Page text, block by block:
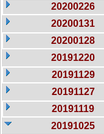
20200226
20200131
20200128
20191220
20191129
20191127
20191119
20191025